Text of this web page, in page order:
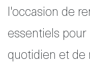
fr de
l'occasion de
essentiels
quotidien et de